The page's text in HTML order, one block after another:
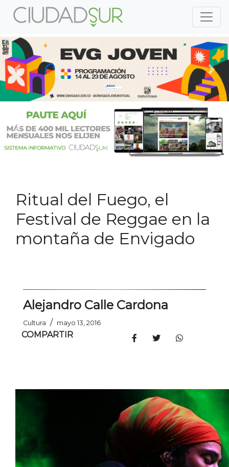
Previous
Previous
Ritual del Fuego, el
Festival de Reggae en la
montaña de Envigado
Alejandro Calle Cardona
Cultura / mayo 13, 2016
COMPARTIR